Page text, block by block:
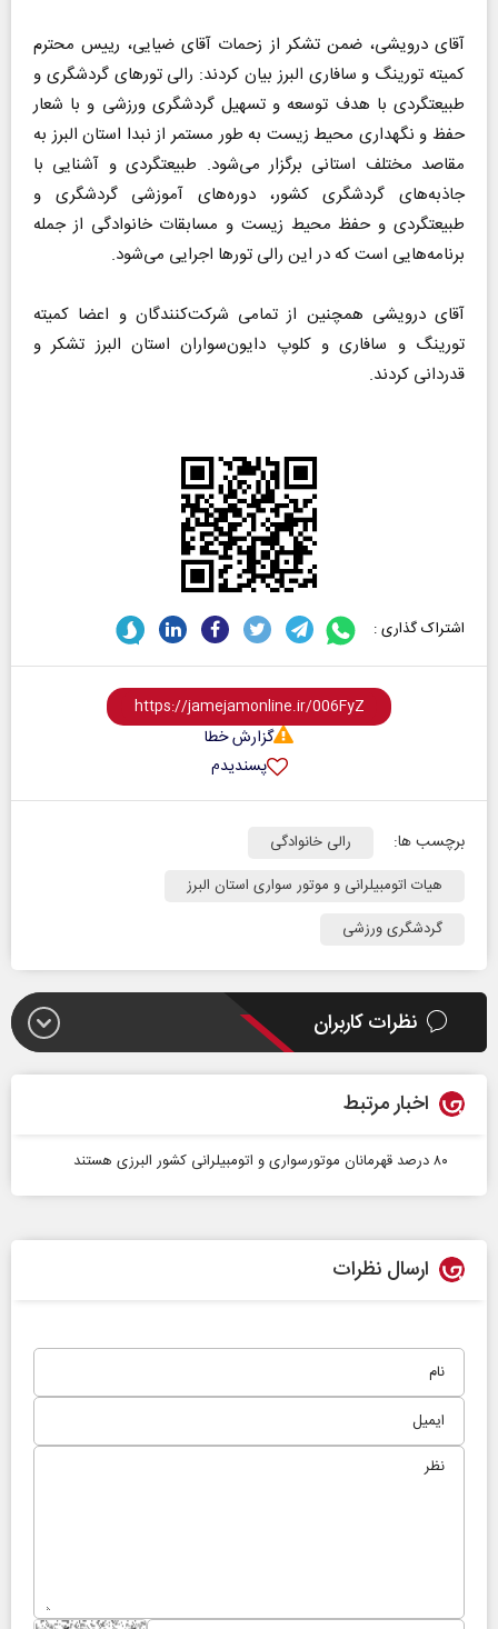
آقای درویشی، ضمن تشکر از زحمات آقای ضیایی، رییس محترم
کمیته تورینگ و سافاری البرز بیان کردند: رالی تور‌های گردشگری و
طبیعتگردی با هدف توسعه و تسهیل گردشگری ورزشی و با شعار
حفظ و نگهداری محیط زیست به طور مستمر از نبدا استان البرز به
مقاصد مختلف استانی برگزار می‌شود. طبیعتگردی و آشنایی با
جاذبه‌های گردشگری کشور، دوره‌های آموزشی گردشگری و
طبیعتگردی و حفظ محیط زیست و مسابقات خانوادگی از جمله
برنامه‌هایی است که در این رالی تور‌ها اجرایی می‌شود.
آقای درویشی همچنین از تمامی شرکت‌کنندگان و اعضا کمیته
تورینگ و سافاری و کلوپ دایون‌سواران استان البرز تشکر و
قدردانی کردند.
اشتراک گذاری :
گزارش خطا
پسندیدم
برچسب ها:
رالی خانوادگی
هیات اتومبیلرانی و موتور سواری استان البرز
گردشگری ورزشی
نظرات کاربران
اخبار مرتبط
۸۰ درصد قهرمانان موتورسواری و اتومبیلرانی کشور البرزی هستند
ارسال نظرات